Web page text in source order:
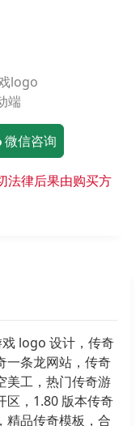
logo
端
微信咨询
法律后果由购买方
logo 设计，传奇
一条龙网站，传奇
美工，热门传奇游
区，1.80 版本传奇
精品传奇模板，合